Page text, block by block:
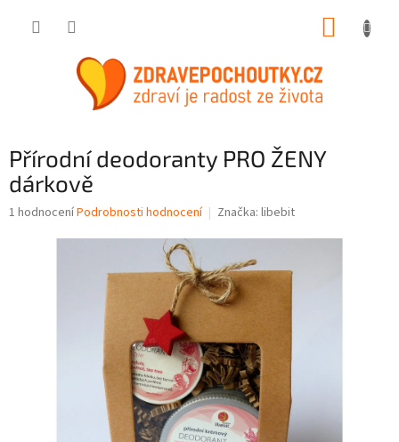
Přírodní deodoranty PRO ŽENY
dárkově
Průměrné
1 hodnoceníPodrobnosti hodnocení Značka: libebit